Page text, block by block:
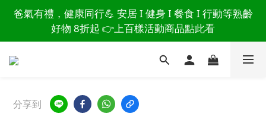
讀懂爸爸總說「不用買」的堅強 👉 3大生活貼心巧
思，找回他的生活主導權
爸氣有禮，健康同行💪 安居 I 健身 I 餐食 I 行動等熟齡
好物 8折起 👉上百樣活動商品點此看
讀懂爸爸總說「不用買」的堅強 👉 3大生活貼心巧
思，找回他的生活主導權
分享到